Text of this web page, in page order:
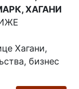
ХАГАНИ
Хагани,
бизнес